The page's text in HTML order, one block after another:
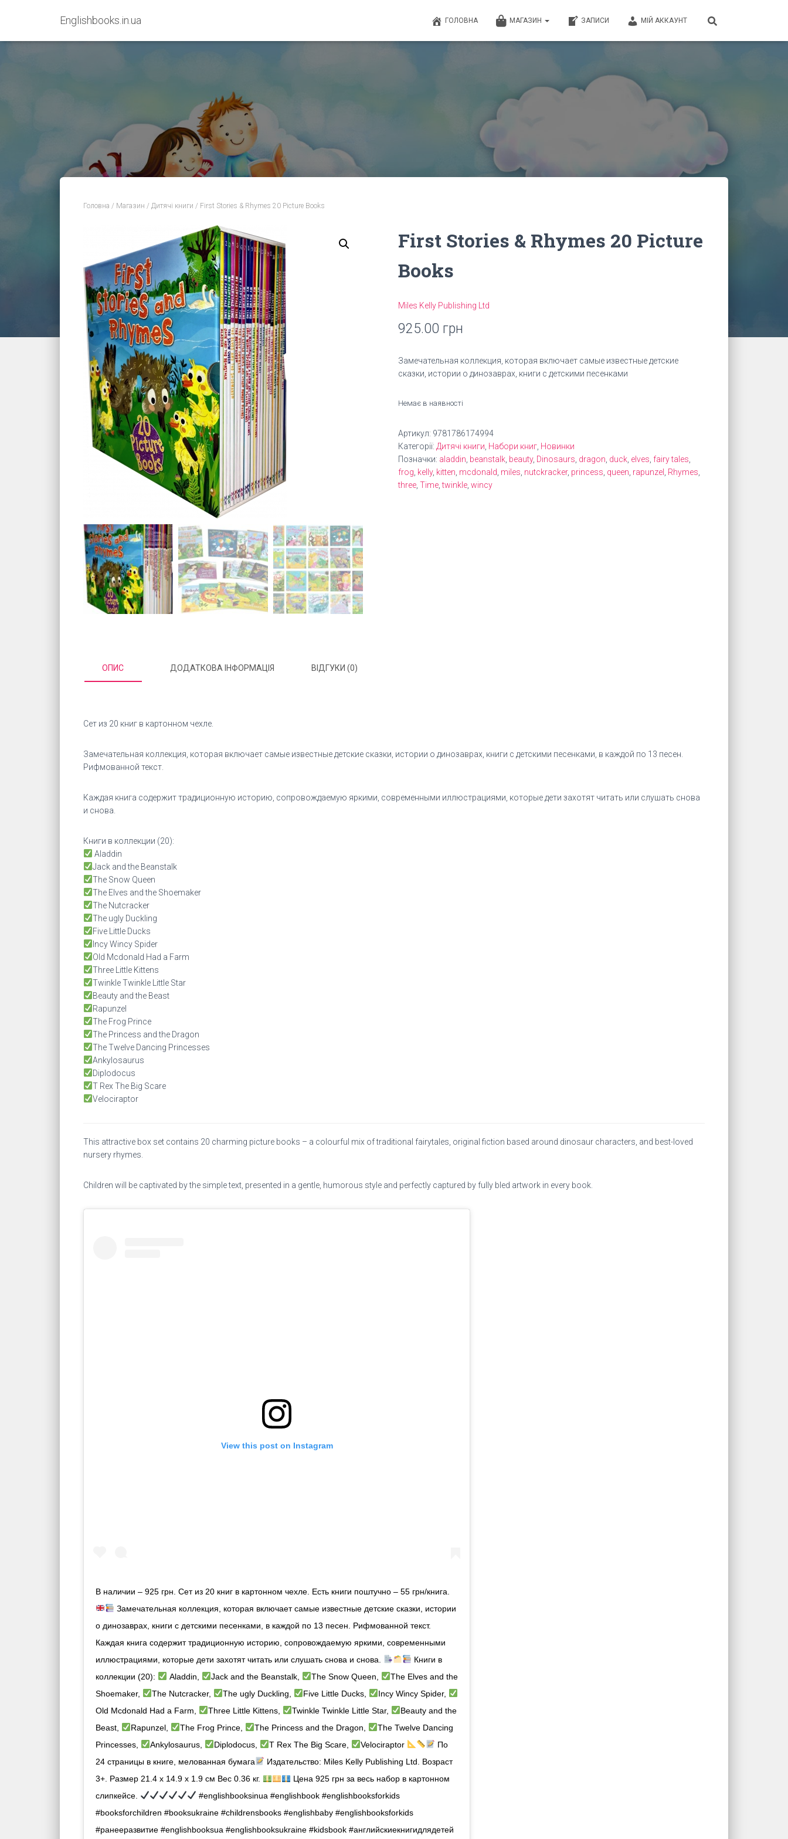
Englishbooks.in.ua ГОЛОВНА МАГАЗИН ЗАПИСИ МІЙ АККАУНТ
Головна / Магазин / Дитячі книги / First Stories & Rhymes 20 Picture Books
First Stories & Rhymes 20 Picture
Books
Miles Kelly Publishing Ltd
925.00 грн
Замечательная коллекция, которая включает самые известные детские
сказки, истории о динозаврах, книги с детскими песенками
Немає в наявності
Артикул: 9781786174994
Категорії: Дитячі книги Набори книг Новинки
Позначки: aladdin beanstalk beauty, Dinosaurs dragon duck elves fairy tales
frog kelly, kitten mcdonald miles nutckracker, princess queen rapunzel Rhymes
three Time ,twinkle wincy
ОПИС ДОДАТКОВА ІНФОРМАЦІЯ ВІДГУКИ (0)
Сет из 20 книг в картонном чехле.
Замечательная коллекция, которая включает самые известные детские сказки, истории о динозаврах, книги с детскими песенками, в каждой по 13 песен.
Рифмованной текст.
Каждая книга содержит традиционную историю, сопровождаемую яркими, современными иллюстрациями, которые дети захотят читать или слушать снова
и снова.
Книги в коллекции (20):
Aladdin
Jack and the Beanstalk
The Snow Queen
The Elves and the Shoemaker
The Nutcracker
The ugly Duckling
Five Little Ducks
Incy Wincy Spider
Old Mcdonald Had a Farm
Three Little Kittens
Twinkle Twinkle Little Star
Beauty and the Beast
Rapunzel
The Frog Prince
The Princess and the Dragon
The Twelve Dancing Princesses
Ankylosaurus
Diplodocus
T Rex The Big Scare
Velociraptor
This attractive box set contains 20 charming picture books – a colourful mix of traditional fairytales, original fiction based around dinosaur characters, and best-loved
nursery rhymes.
Children will be captivated by the simple text, presented in a gentle, humorous style and perfectly captured by fully bled artwork in every book.
View this post on Instagram
В наличии – 925 грн. Сет из 20 книг в картонном чехле. Есть книги поштучно – 55 грн/книга.
Замечательная коллекция, которая включает самые известные детские сказки, истории
о динозаврах, книги с детскими песенками, в каждой по 13 песен. Рифмованной текст.
Каждая книга содержит традиционную историю, сопровождаемую яркими, современными
иллюстрациями, которые дети захотят читать или слушать снова и снова.
Книги в
коллекции (20):
Aladdin, Jack and the Beanstalk, The Snow Queen,
The Elves and the
Shoemaker,
The Nutcracker, The ugly Duckling, Five Little Ducks,
Incy Wincy Spider,
Old Mcdonald Had a Farm,
Three Little Kittens, Twinkle Twinkle Little Star,
Beauty and the
Beast,
Rapunzel, The Frog Prince, The Princess and the Dragon,
The Twelve Dancing
Princesses,
Ankylosaurus, Diplodocus, T Rex The Big Scare, Velociraptor
По
24 страницы в книге, мелованная бумага
Издательство: Miles Kelly Publishing Ltd. Возраст
3+. Размер 21.4 x 14.9 x 1.9 см Вес 0.36 кг.
Цена 925 грн за весь набор в картонном
слипкейсе.
#englishbooksinua #englishbook #englishbooksforkids
#booksforchildren #booksukraine #childrensbooks #englishbaby #englishbooksforkids
#ранееразвитие #englishbooksua #englishbooksukraine #kidsbook #английскиекнигидлядетей